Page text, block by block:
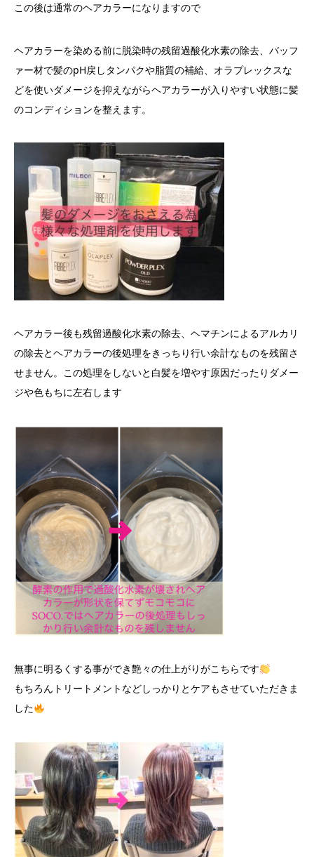
この後は通常のヘアカラーになりますので
ヘアカラーを染める前に脱染時の残留過酸化水素の除去、バッフ
ァー材で髪のpH戻し タンパクや脂質の補給、オラプレックスな
どを使いダメージを抑えながらヘアカラーが入りやすい状態に髪
のコンディションを整え ます。
ヘアカラー後も残留過酸化水素の除去、ヘマチンによるアルカリ
の除去とヘアカラーの後処理をきっちり行い余計なものを残留さ
せません。この処理をしないと白髪を増やす原因だったりダメー
ジや色もちに左右します
無事に明るくする事ができ艶々の仕上がりがこちらです
もちろんトリートメントなどしっかりとケアもさせていただきま
した